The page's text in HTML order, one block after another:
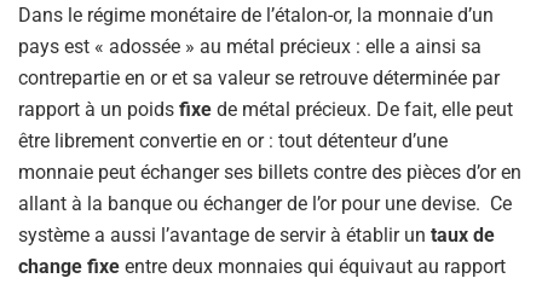
Dans le régime monétaire de l’étalon-or, la monnaie d’un
pays est « adossée » au métal précieux : elle a ainsi sa
contrepartie en or et sa valeur se retrouve déterminée par
rapport à un poids fixe de métal précieux. De fait, elle peut
être librement convertie en or : tout détenteur d’une
monnaie peut échanger ses billets contre des pièces d’or en
allant à la banque ou échanger de l’or pour une devise. Ce
système a aussi l’avantage de servir à établir un taux de
change fixe entre deux monnaies qui équivaut au rapport